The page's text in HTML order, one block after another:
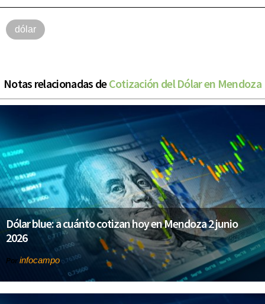
dólar
Notas relacionadas deCotización del Dólar en Mendoza
Dólar blue: a cuánto cotizan hoy en Mendoza 2 junio
2026
Por infocampo